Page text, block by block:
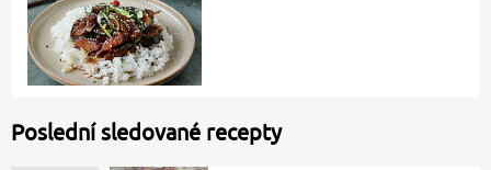
Poslední sledované recepty